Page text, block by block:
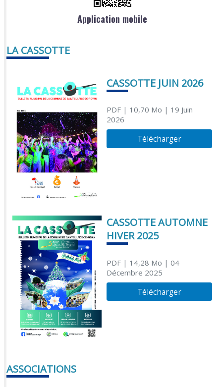
Application mobile
LA CASSOTTE
CASSOTTE JUIN 2026
PDF| 10,70 Mo | 19 Juin
2026
Télécharger
CASSOTTE AUTOMNE
HIVER 2025
PDF| 14,28 Mo | 04
Décembre 2025
Télécharger
ASSOCIATIONS